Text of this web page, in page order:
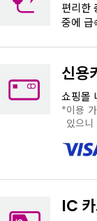
편리한
중에 급
신용
쇼핑몰
이용
있으
IC